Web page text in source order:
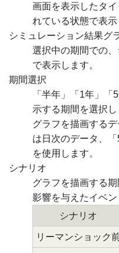
画面を表示したタ
れている状態で表示
シミュレーション結果グ
選択中の期間での
で表示します。
期間選択
「半年」「1年」
示する期間を選択し
グラフを描画する
は日次のデータ、
を使用します。
シナリオ
グラフを描画する
影響を与えたイベン
シナリオ
リーマンショック